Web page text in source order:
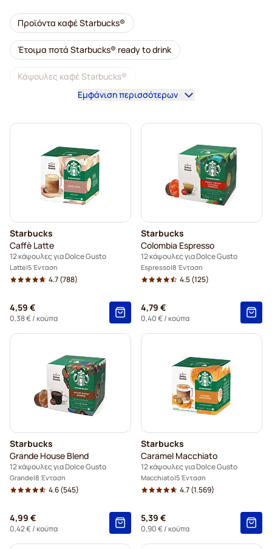
Starbucks
Caffè Latte
12 κάψουλες για Dolce Gusto
Latte 5 Ένταση
4.7(788)
4,59 €
0,38 €/ κούπα
Starbucks
Colombia Espresso
12 κάψουλες για Dolce Gusto
Espresso 8 Ένταση
4.5(125)
4,79 €
0,40 €/ κούπα
Starbucks
Grande House Blend
12 κάψουλες για Dolce Gusto
Grande 8 Ένταση
4.6(545)
4,99 €
0,42 €/ κούπα
Starbucks
Caramel Macchiato
12 κάψουλες για Dolce Gusto
Macchiato 5 Ένταση
4.7(1.569)
5,39 €
0,90 €/ κούπα
Προϊόντα καφέ Starbucks®
Έτοιμα ποτά Starbucks® ready to drink
Κάψουλες καφέ Starbucks®
Προϊόντα espresso Starbucks®
Κάψουλες καραμέλας Starbucks®
Κάψουλες lungo Starbucks®
Εμφάνιση περισσότερων